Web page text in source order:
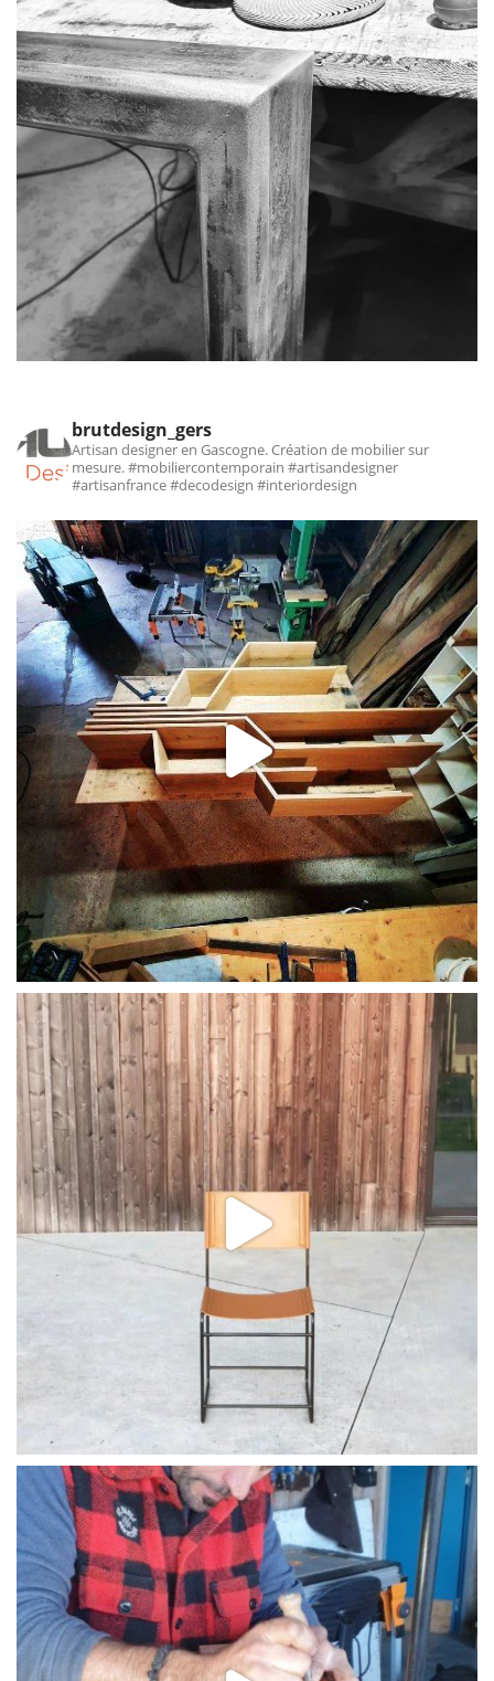
brutdesign_gers
Artisan designer en Gascogne. Création de mobilier sur
mesure.#mobiliercontemporain #artisandesigner
#artisanfrance #decodesign #interiordesign